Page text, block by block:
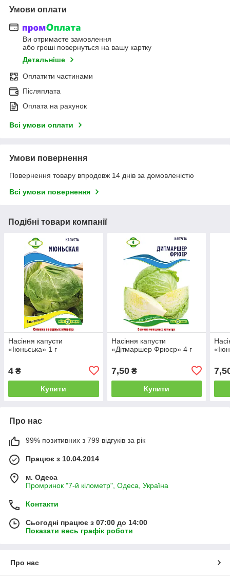
Умови оплати
Ви отримаєте замовлення
або гроші повернуться на вашу картку
Детальніше
Оплатити частинами
Післяплата
Оплата на рахунок
Всі умови оплати
Умови повернення
Повернення товару впродовж 14 днів за домовленістю
Всі умови повернення
Подібні товари компанії
Насіння капусти
«Іюньська» 1 г
4 ₴
Купити
Насіння капусти
«Дітмаршер Фрюєр» 4 г
7,50₴
Купити
Про нас
99% позитивних з 799 відгуків за рік
Працює з 10.04.2014
м. Одеса
Промринок "7-й кілометр", Одеса, Україна
Контакти
Сьогодні працює з 07:00 до 14:00
Показати весь графік роботи
Про нас